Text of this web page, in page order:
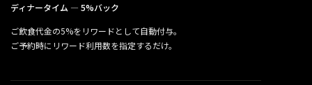
ディナータイム — 5%バック
ご飲食代金の5%をリワードとして自動付与。
ご予約時にリワード利用数を指定するだけ。